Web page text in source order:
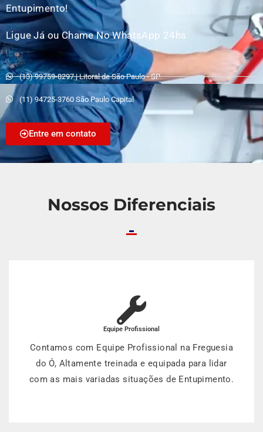
Entupimento!
Ligue Já ou Chame No WhatsApp 24hs
(13) 99759-8297 | Litoral de São Paulo - SP
(11) 94725-3760 São Paulo Capital
Entre em contato
Nossos Diferenciais
Equipe Profissional
Contamos com Equipe Profissional na Freguesia
do Ó, Altamente treinada e equipada para lidar
com as mais variadas situações de Entupimento.